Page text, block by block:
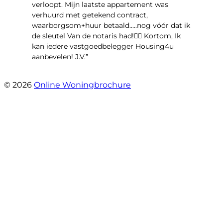
verloopt. Mijn laatste appartement was
verhuurd met getekend contract,
waarborgsom+huur betaald.....nog vóór dat ik
de sleutel Van de notaris had!👌🏻 Kortom, Ik
kan iedere vastgoedbelegger Housing4u
aanbevelen! J.V.”
© 2026 Online Woningbrochure